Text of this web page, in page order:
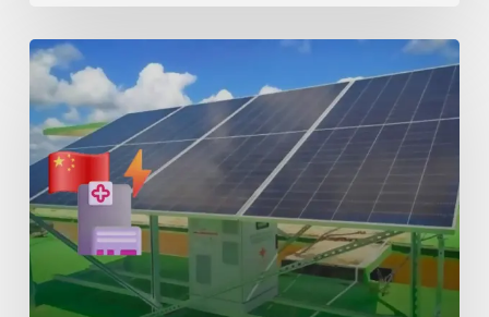
Arriba
Cuba
segundo
donativo
chino
de
sistemas
solares
fotovoltaicos